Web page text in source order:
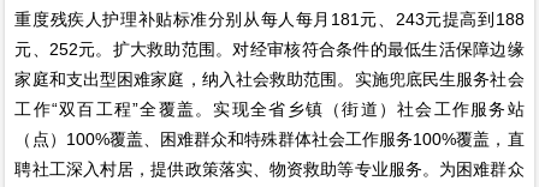
重度残疾人护理补贴标准分别从每人每月181元、243元提高到188
元、252元。扩大救助范围。对经审核符合条件的最低生活保障边缘
家庭和支出型困难家庭，纳入社会救助范围。实施兜底民生服务社会
工作“双百工程”全覆盖。实现全省乡镇（街道）社会工作服务站
（点）100%覆盖、困难群众和特殊群体社会工作服务100%覆盖，直
聘社工深入村居，提供政策落实、物资救助等专业服务。为困难群众